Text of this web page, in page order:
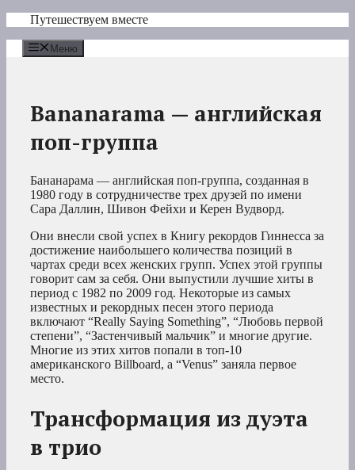
Перейти
содержимому
Путешествуем вместе
Меню
Bananarama — английская
поп-группа
Бананарама — английская поп-группа, созданная в
1980 году в сотрудничестве трех друзей по имени
Сара Даллин, Шивон Фейхи и Керен Вудворд.
Они внесли свой успех в Книгу рекордов Гиннесса за
достижение наибольшего количества позиций в
чартах среди всех женских групп. Успех этой группы
говорит сам за себя. Они выпустили лучшие хиты в
период с 1982 по 2009 год. Некоторые из самых
известных и рекордных песен этого периода
включают “Really Saying Something”, “Любовь первой
степени”, “Застенчивый мальчик” и многие другие.
Многие из этих хитов попали в топ-10
американского Billboard, а “Venus” заняла первое
место.
Трансформация из дуэта
в трио